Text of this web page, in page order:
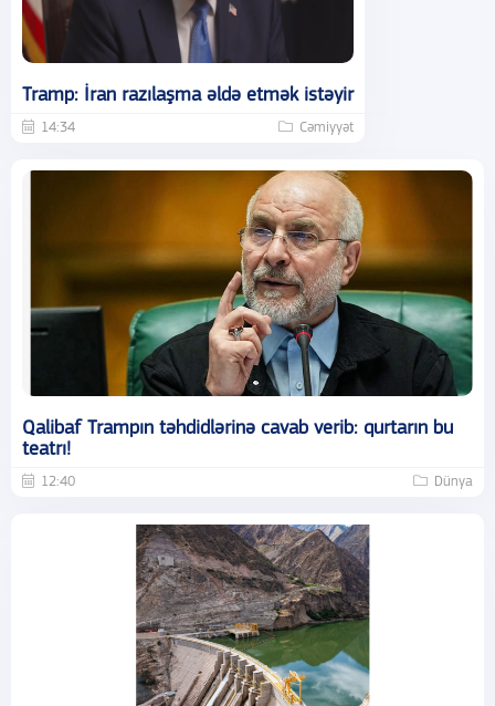
Tramp: İran razılaşma əldə etmək istəyir
14:34 Cəmiyyət
Qalibaf Trampın təhdidlərinə cavab verib: qurtarın bu
teatrı!
12:40 Dünya